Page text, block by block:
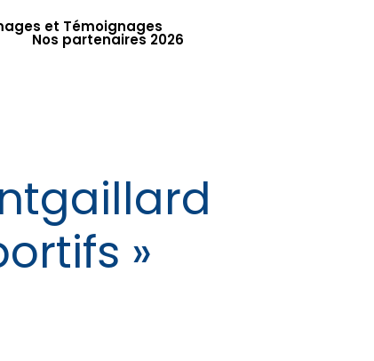
et Témoignages
Nos partenaires 2026
»